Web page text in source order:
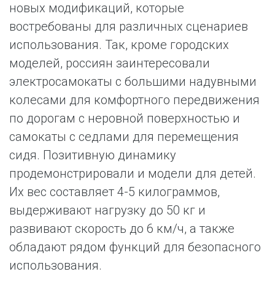
новых модификаций, которые
востребованы для различных сценариев
использования. Так, кроме городских
моделей, россиян заинтересовали
электросамокаты с большими надувными
колесами для комфортного передвижения
по дорогам с неровной поверхностью и
самокаты с седлами для перемещения
сидя. Позитивную динамику
продемонстрировали и модели для детей.
Их вес составляет 4-5 килограммов,
выдерживают нагрузку до 50 кг и
развивают скорость до 6 км/ч, а также
обладают рядом функций для безопасного
использования.